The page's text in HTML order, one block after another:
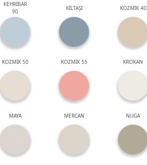
KEHRİBAR
90
KİLTAŞI KOZMİK 40
KOZMİK 50 KOZMİK 55 KROKAN
MAYA MERCAN NUGA